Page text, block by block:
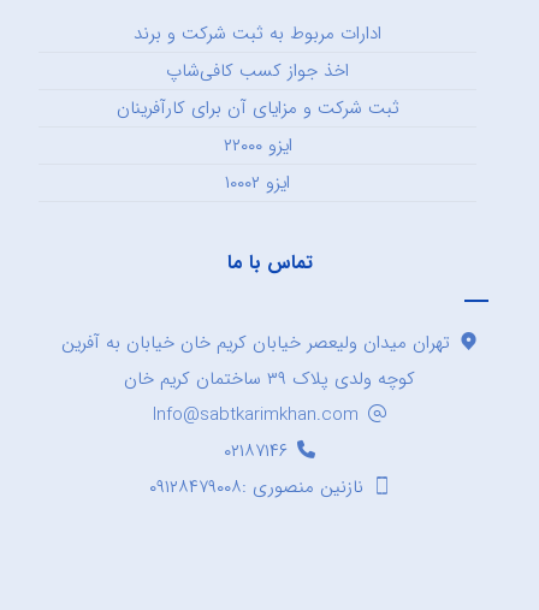
ادارات مربوط به ثبت شرکت و برند
اخذ جواز کسب کافی‌شاپ
ثبت شرکت و مزایای آن برای کارآفرینان
ایزو ۲۲۰۰۰
ایزو ۱۰۰۰۲
تماس با ما
تهران میدان ولیعصر خیابان کریم خان خیابان به آفرین
کوچه ولدی پلاک ۳۹ ساختمان کریم خان
Info@sabtkarimkhan.com
۰۲۱۸۷۱۴۶
نازنین منصوری :۰۹۱۲۸۴۷۹۰۰۸